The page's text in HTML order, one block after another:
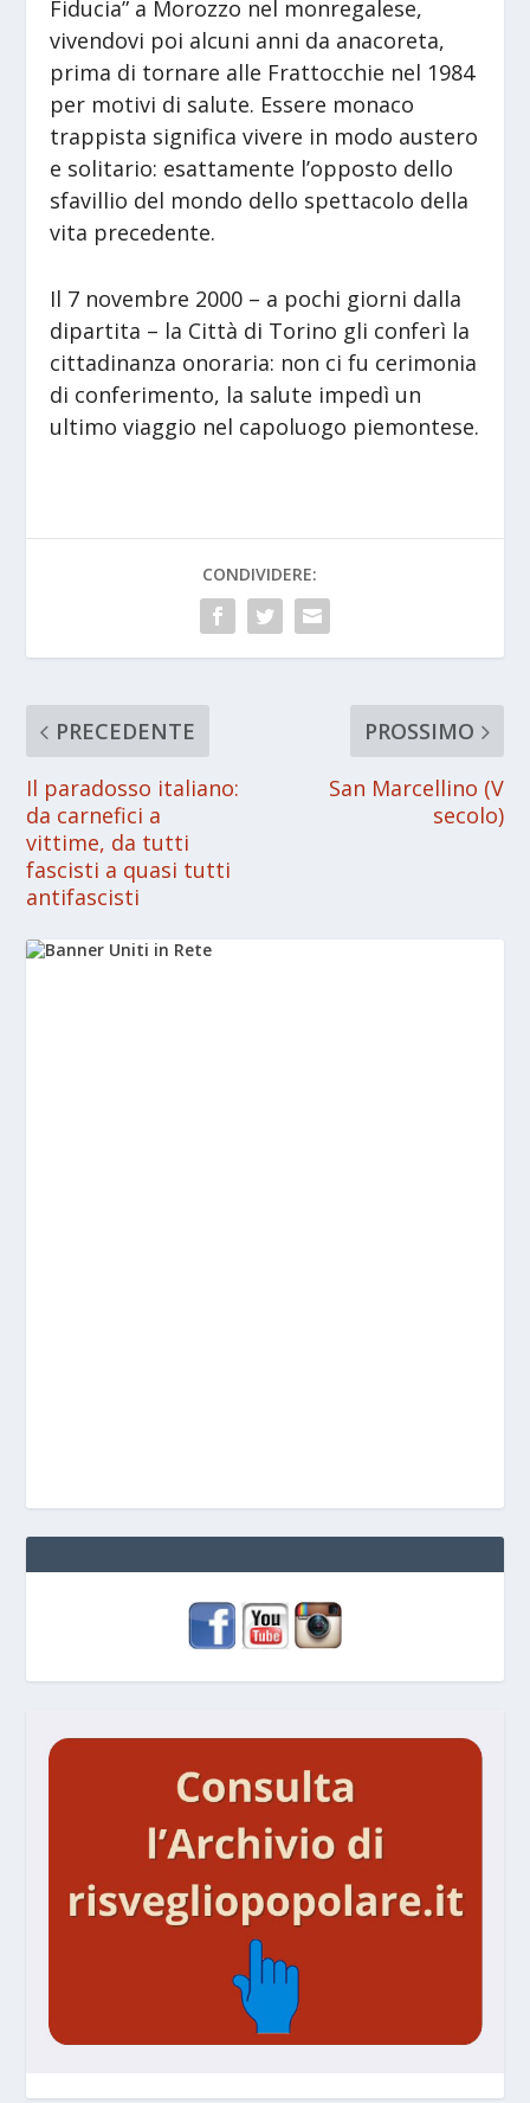
Fiducia” a Morozzo nel monregalese,
vivendovi poi alcuni anni da anacoreta,
prima di tornare alle Frattocchie nel 1984
per motivi di salute. Essere monaco
trappista significa vivere in modo austero
e solitario: esattamente l’opposto dello
sfavillio del mondo dello spettacolo della
vita precedente.
Il 7 novembre 2000 – a pochi giorni dalla
dipartita – la Città di Torino gli conferì la
cittadinanza onoraria: non ci fu cerimonia
di conferimento, la salute impedì un
ultimo viaggio nel capoluogo piemontese.
CONDIVIDERE:
PRECEDENTE
Il paradosso italiano:
da carnefici a
vittime, da tutti
fascisti a quasi tutti
antifascisti
PROSSIMO
San Marcellino (V
secolo)